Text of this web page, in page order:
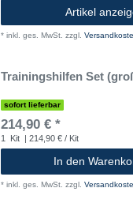
Artikel
* inkl. ges. MwSt. zzgl.
Trainingshilfen Set
sofort lieferbar
214,90 € *
1 Kit | 214,90 € / Kit
In den
* inkl. ges. MwSt. zzgl.